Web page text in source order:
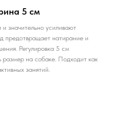
5 см
значительно усиливают
предотвращает натирание и
Регулировка 5 см
размер на собаке. Подходит как
занятий.